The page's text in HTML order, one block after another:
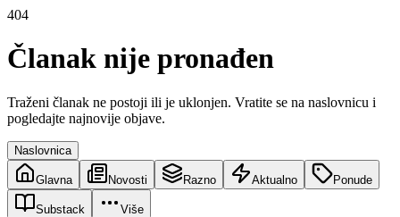
404
Članak nije pronađen
Traženi članak ne postoji ili je uklonjen. Vratite se na naslovnicu i
pogledajte najnovije objave.
Naslovnica
Glavna Novosti Razno Aktualno Ponude
Substack Više